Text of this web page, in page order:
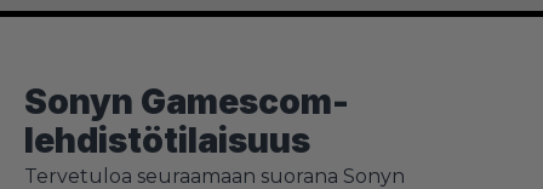
Sonyn Gamescom-
lehdistötilaisuus
Tervetuloa seuraamaan suorana Sonyn